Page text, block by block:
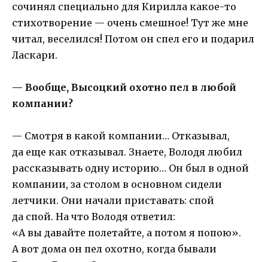
сочинял специально для Кирилла какое-то
стихотворение — очень смешное! Тут же мне
читал, веселился! Потом он спел его и подарил
Ласкари.
— Вообще, Высоцкий охотно пел в любой
компании?
— Смотря в какой компании… Отказывал,
да еще как отказывал. Знаете, Володя любил
рассказывать одну историю… Он был в одной
компании, за столом в основном сидели
летчики. Они начали приставать: спой
да спой. На что Володя ответил:
«А вы давайте полетайте, а потом я попою».
А вот дома он пел охотно, когда бывали